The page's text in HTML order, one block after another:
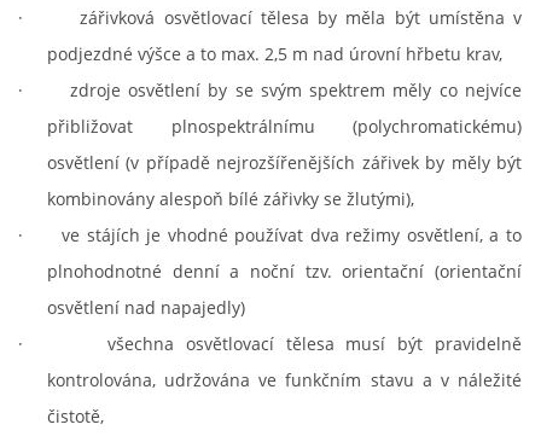
·
zářivková osvětlovací tělesa by měla být umístěna v
podjezdné výšce a to max. 2,5 m nad úrovní hřbetu krav,
·
zdroje osvětlení by se svým spektrem měly co nejvíce
přibližovat plnospektrálnímu (polychromatickému)
osvětlení (v případě nejrozšířenějších zářivek by měly být
kombinovány alespoň bílé zářivky se žlutými),
·
ve stájích je vhodné používat dva režimy osvětlení, a to
plnohodnotné denní a noční tzv. orientační (orientační
osvětlení nad napajedly)
·
všechna osvětlovací tělesa musí být pravidelně
kontrolována, udržována ve funkčním stavu a v náležité
čistotě,